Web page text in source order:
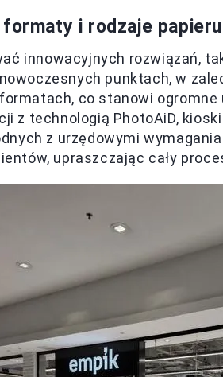
formaty i rodzaje
innowacyjnych rozwiązań,
punktach, w
co stanowi ogromne
z technologią PhotoAiD,
z urzędowymi
upraszczając cały